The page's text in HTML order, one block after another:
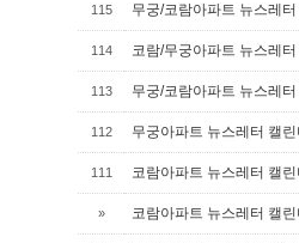
115 무궁/코람아파트 뉴스레
114 코람/무궁아파트 뉴스레
113 무궁/코람아파트 뉴스레
112 무궁아파트 뉴스레터 캘
111 코람아파트 뉴스레터 캘
» 코람아파트 뉴스레터 캘